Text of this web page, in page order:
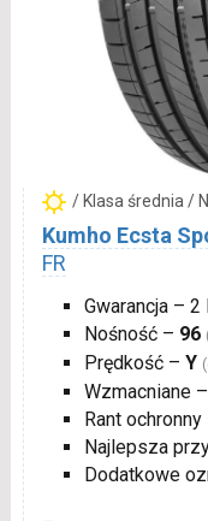
/ Klasa średnia /
Kumho Ecsta
FR
Gwarancja – 2
Nośność – 96
Prędkość – Y
Wzmacniane
Rant ochronny
Najlepsza
Dodatkowe